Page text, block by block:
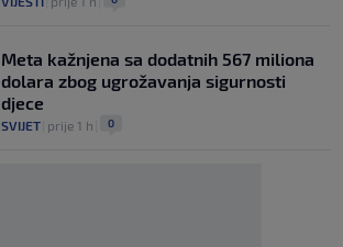
Meta kažnjena sa dodatnih 567 miliona
dolara zbog ugrožavanja sigurnosti
djece
SVIJET prije 1 h 0